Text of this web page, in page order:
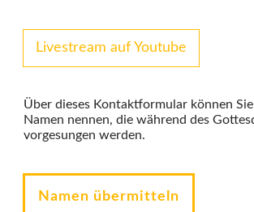
Livestream auf Youtube
Über dieses Kontaktformular können
Namen nennen, die während des
vorgesungen werden.
Namen übermitteln